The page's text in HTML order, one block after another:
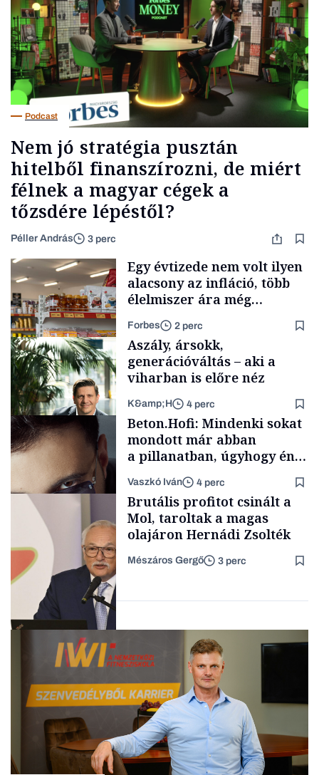
Podcast
Nem jó stratégia pusztán
hitelből finanszírozni, de miért
félnek a magyar cégek a
tőzsdére lépéstől?
Péller András 3 perc
Makro
Egy évtizede nem volt ilyen
alacsony az infláció, több
élelmiszer ára még
rohamosan csökken is
Forbes 2 perc
TÁMOGATÓI
TARTALOM
Aszály, ársokk,
generációváltás – aki a
viharban is előre néz
K&amp;H 4 perc
Forbes-sztori
Beton.Hofi: Mindenki sokat
mondott már abban
a pillanatban, úgyhogy én
a legsarkosabb
gondolataimat akartam
kimondani
Vaszkó Iván 4 perc
Befektetés
Brutális profitot csinált a
Mol, taroltak a magas
olajáron Hernádi Zsolték
Mészáros Gergő 3 perc